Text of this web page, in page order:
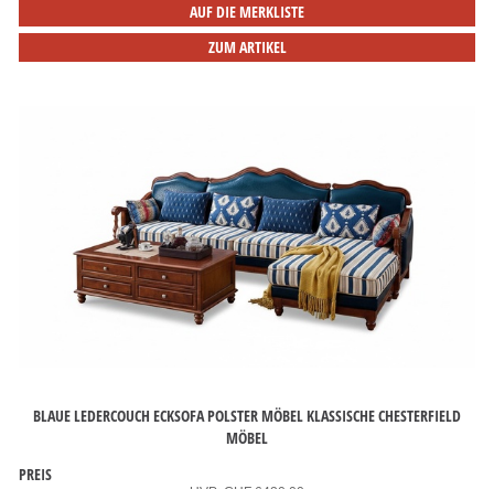
AUF DIE MERKLISTE
ZUM ARTIKEL
BLAUE LEDERCOUCH ECKSOFA POLSTER MÖBEL KLASSISCHE CHESTERFIELD
MÖBEL
PREIS